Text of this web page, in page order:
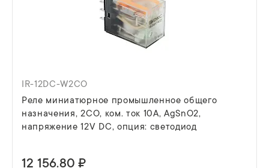
IR-12DC-W2CO
Реле миниатюрное промышленное общего
назначения, 2CO, ком. ток 10А, AgSnO2,
напряжение 12V DC, опция: светодиод
12 156.80 ₽